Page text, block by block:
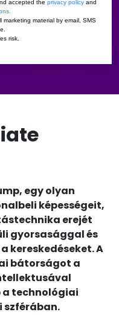
egy olyan
képességeit,
erejét
gyorsasággal és
kereskedéseket. A
bátorságot a
technológiai
szférában.